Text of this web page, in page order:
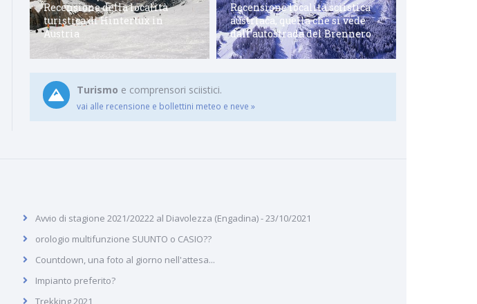
Recensione della località
turistica di Hintertux in
Austria
Recensione località sciistica
austriaca, quella che si vede
dall'autostrada del Brennero
Turismo e comprensori sciistici.
vai alle recensione e bollettini meteo e neve »
Avvio di stagione 2021/20222 al Diavolezza (Engadina) - 23/10/2021
orologio multifunzione SUUNTO o CASIO??
Countdown, una foto al giorno nell'attesa...
Impianto preferito?
Trekking 2021